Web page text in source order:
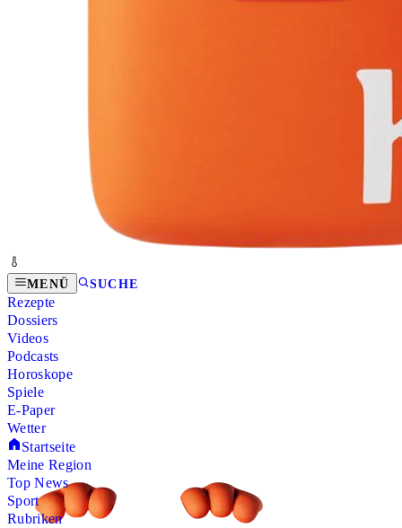
MENÜ SUCHE
Rezepte
Dossiers
Videos
Podcasts
Horoskope
Spiele
E-Paper
Wetter
Startseite
Meine Region
Top News
Sport
Rubriken